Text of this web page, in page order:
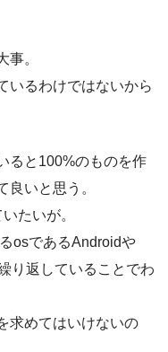
事。
いるわけではないから
ると100%のものを作
良いと思う。
たいが。
osであるAndroidや
り返していることでわ
求めてはいけないの